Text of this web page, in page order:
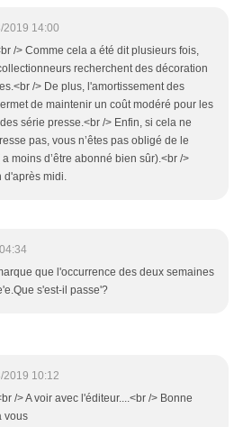
2019 14:00
/> Comme cela a été dit plusieurs fois,
recherchent des décoration
/> De plus, l'amortissement des
de maintenir un coût modéré pour les
série presse.<br /> Enfin, si cela ne
pas, vous n’êtes pas obligé de le
moins d’être abonné bien sûr).<br />
d'après midi.
que l'occurrence des deux semaines
s'est-il passe'?
2019 10:12
/> A voir avec l'éditeur....<br /> Bonne
vous